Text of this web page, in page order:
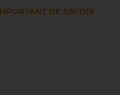
DE SAVOIR